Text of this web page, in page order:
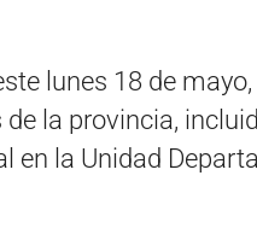
lunes 18 de
la provincia,
en la Unidad